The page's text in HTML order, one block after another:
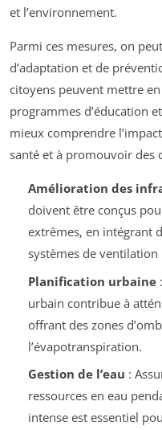
et l’environnement.
Parmi ces mesures, on
d’adaptation et de
citoyens peuvent mettre
programmes d’éducation
mieux comprendre
santé et à promouvoir des
Amélioration des
doivent être conçus
extrêmes, en intégrant
systèmes de ventilation
Planification urbaine:
urbain contribue à
offrant des zones
l’évapotranspiration.
Gestion de l’eau :
ressources en eau
intense est essentiel